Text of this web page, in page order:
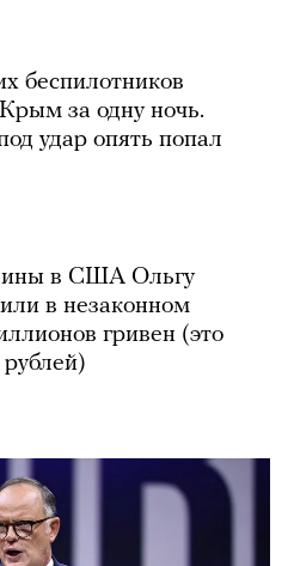
беспилотников
за одну ночь.
удар опять попал
в США Ольгу
в незаконном
гривен (это